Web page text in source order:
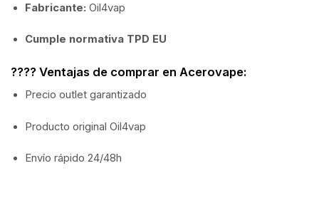
Fabricante: Oil4vap
Cumple normativa TPD EU
???? Ventajas de comprar en Acerovape:
Precio outlet garantizado
Producto original Oil4vap
Envío rápido 24/48h